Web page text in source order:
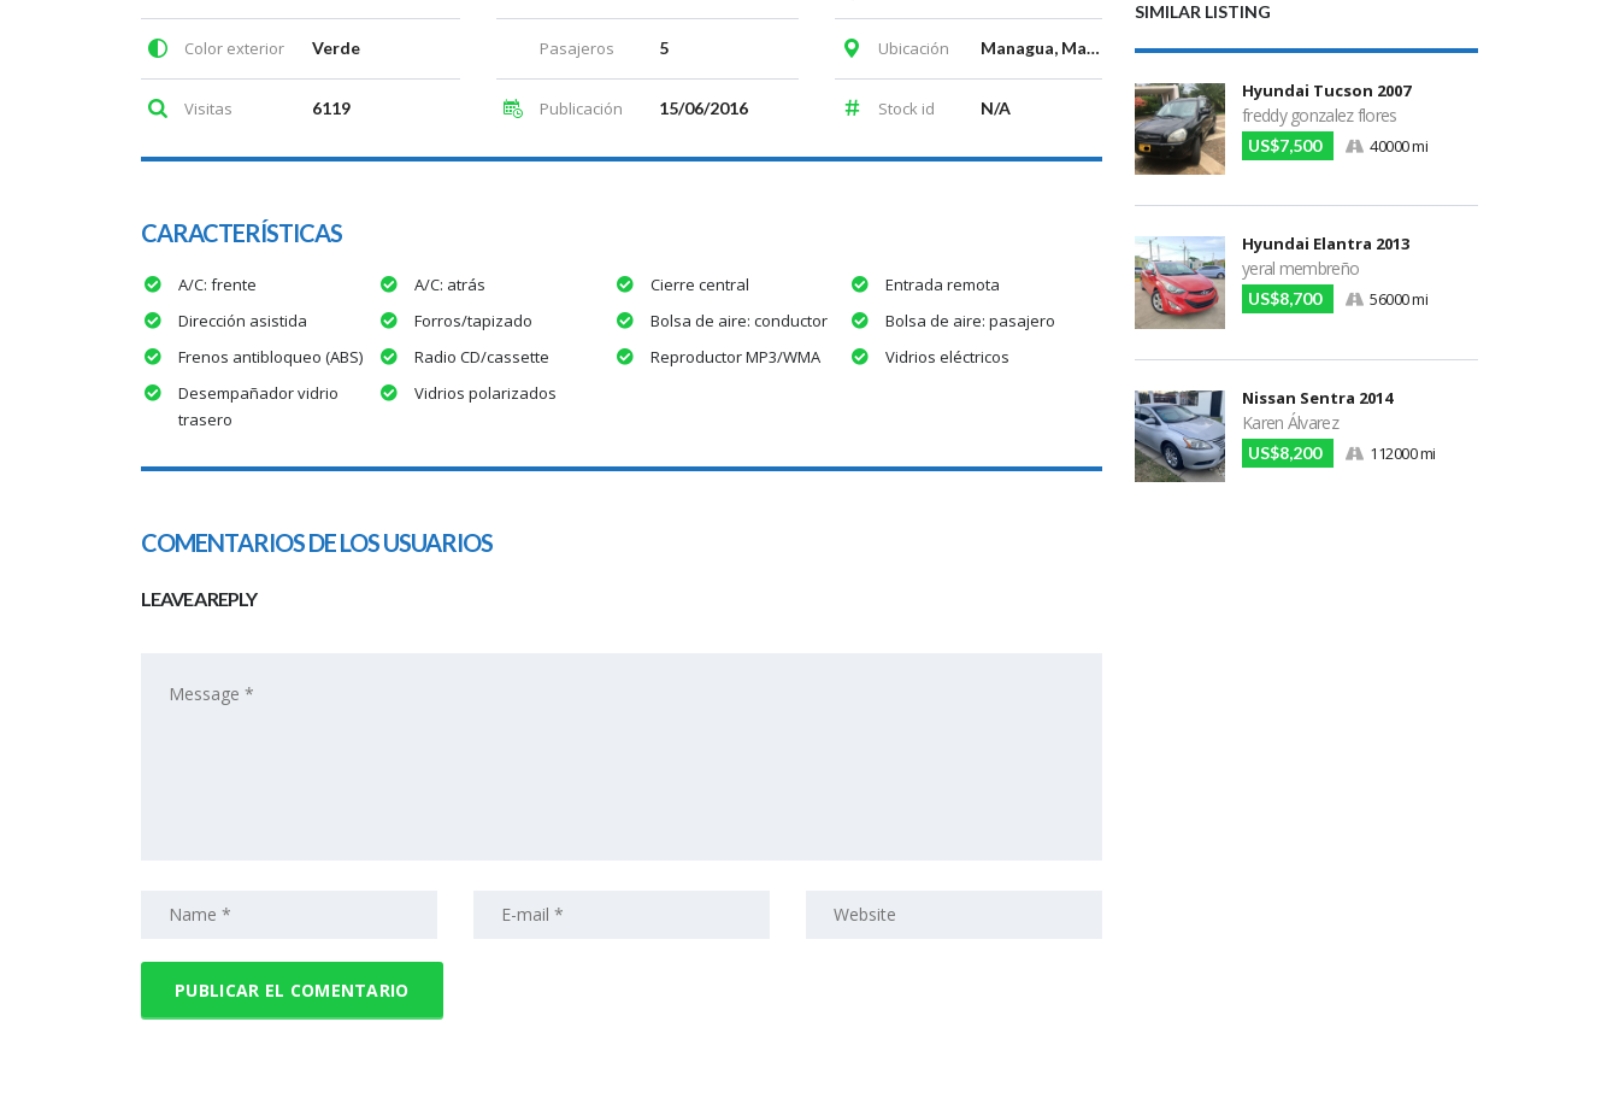
Color exterior Verde Pasajeros 5 Ubicación Managua, Managua
Visitas 6119 Publicación 15/06/2016 Stock id N/A
CARACTERÍSTICAS
A/C: frente A/C: atrás Cierre central
Entrada remota
Dirección asistida
Forros/tapizado Bolsa de aire: conductor
Bolsa de aire: pasajero
Frenos antibloqueo (ABS)
Radio CD/cassette Reproductor MP3/WMA
Vidrios eléctricos
Desempañador vidrio
trasero
Vidrios polarizados
COMENTARIOS DE LOS USUARIOS
LEAVE A REPLY
SIMILAR LISTING
Hyundai Tucson 2007
freddy gonzalez flores
US$7,500 40000 mi
Hyundai Elantra 2013
yeral membreño
US$8,700 56000 mi
Nissan Sentra 2014
Karen Álvarez
US$8,200 112000 mi